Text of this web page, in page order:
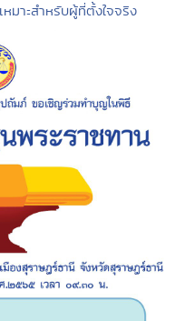
มาะสำหรับผู้ที่ตั้งใจจริง